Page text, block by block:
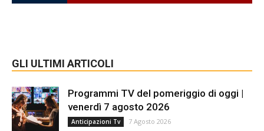
GLI ULTIMI ARTICOLI
Programmi TV del pomeriggio di oggi |
venerdì 7 agosto 2026
Anticipazioni Tv 7 Agosto 2026